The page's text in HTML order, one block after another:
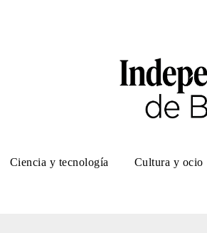
Ciencia y tecnología Cultura y ocio